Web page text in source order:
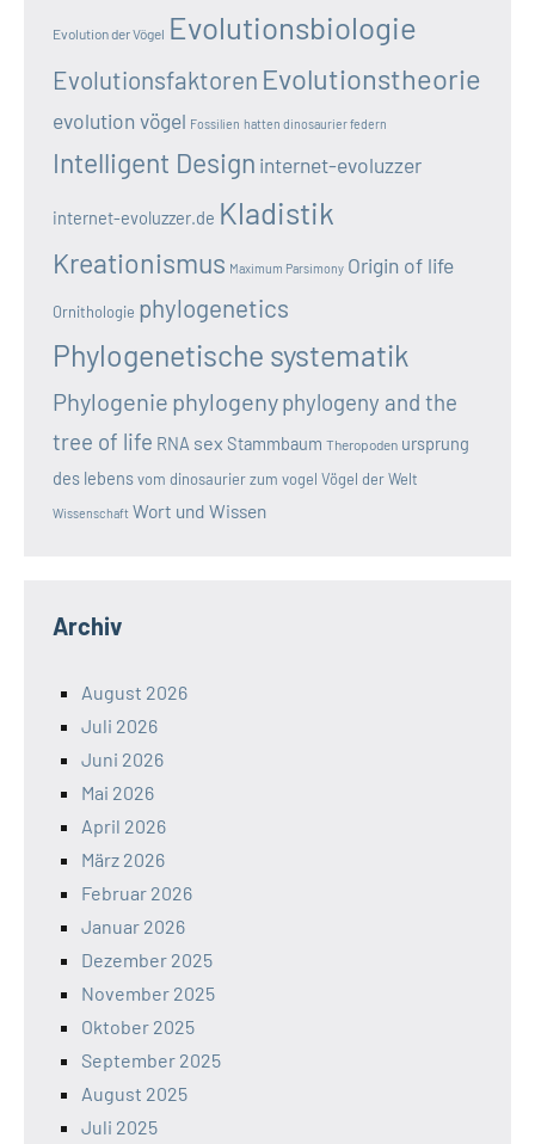
Evolution der Vögel Evolutionsbiologie
Evolutionsfaktoren Evolutionstheorie
evolution vögel Fossilien hatten dinosaurier federn
Intelligent Design internet-evoluzzer
internet-evoluzzer.de Kladistik
Kreationismus Maximum Parsimony Origin of life
Ornithologie phylogenetics
Phylogenetische systematik
Phylogenie phylogenyphylogeny and the
tree of life RNA sex Stammbaum Theropoden ursprung
des lebensvom dinosaurier zum vogel Vögel der Welt
Wissenschaft Wort und Wissen
Archiv
August 2026
Juli 2026
Juni 2026
Mai 2026
April 2026
März 2026
Februar 2026
Januar 2026
Dezember 2025
November 2025
Oktober 2025
September 2025
August 2025
Juli 2025